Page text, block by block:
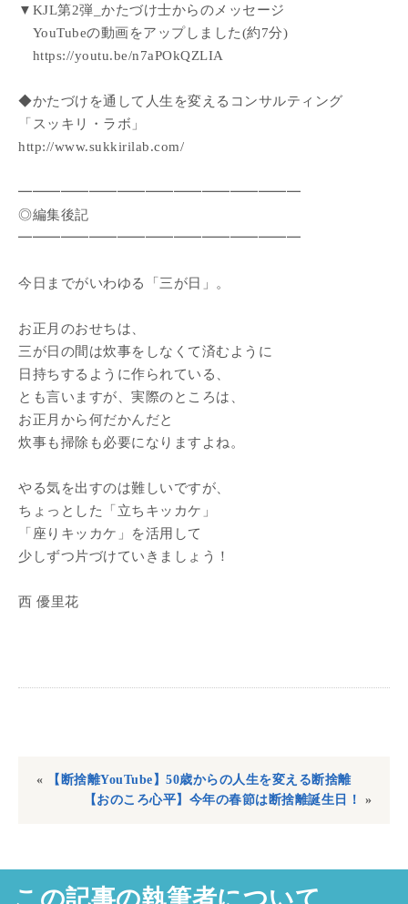
▼KJL第2弾_かたづけ士からのメッセージ
YouTubeの動画をアップしました(約7分)
https://youtu.be/n7aPOkQZLIA
◆かたづけを通して人生を変えるコンサルティング
「スッキリ・ラボ」
http://www.sukkirilab.com/
━━━━━━━━━━━━━━━━━━━━
◎編集後記
━━━━━━━━━━━━━━━━━━━━
今日までがいわゆる「三が日」。
お正月のおせちは、
三が日の間は炊事をしなくて済むように
日持ちするように作られている、
とも言いますが、実際のところは、
お正月から何だかんだと
炊事も掃除も必要になりますよね。
やる気を出すのは難しいですが、
ちょっとした「立ちキッカケ」
「座りキッカケ」を活用して
少しずつ片づけていきましょう！
西 優里花
«
【断捨離YouTube】50歳からの人生を変える断捨離
【おのころ心平】今年の春節は断捨離誕生日！
»
この記事の執筆者について